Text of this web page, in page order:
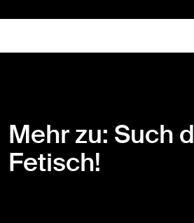
Mehr zu: Such
Fetisch!